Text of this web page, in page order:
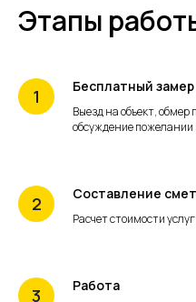
Этапы
Бесплатный замер
Выезд на объект,
обсуждение пожелании
Составление
Расчет стоимости
Работа